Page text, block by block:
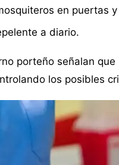
en puertas
a diario.
porteño señalan
los posibles